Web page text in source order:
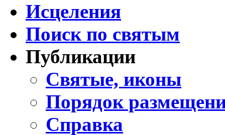
Исцеления
Поиск по святым
Публикации
Святые, иконы
Порядок
Справка